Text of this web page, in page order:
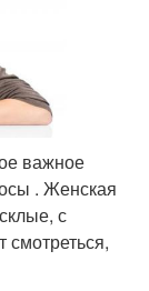
важное
. Женская
с
смотреться,